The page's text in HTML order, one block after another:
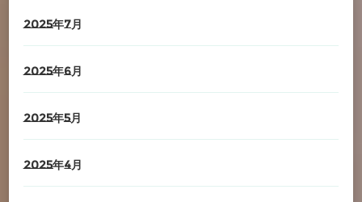
2025年7月
2025年6月
2025年5月
2025年4月